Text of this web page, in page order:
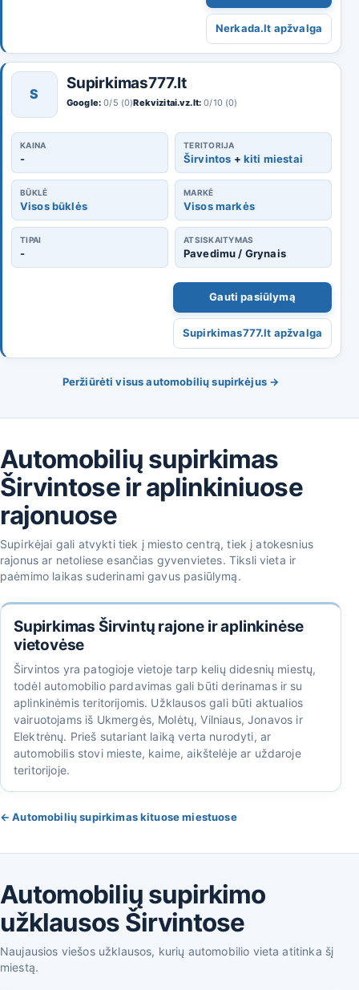
Nerkada.lt apžvalga
S
Supirkimas777.lt
Google: 0/5 (0)Rekvizitai.vz.lt: 0/10 (0)
KAINA
-
TERITORIJA
Širvintos + kiti miestai
BŪKLĖ
Visos būklės
MARKĖ
Visos markės
TIPAI
-
ATSISKAITYMAS
Pavedimu / Grynais
Gauti pasiūlymą
Supirkimas777.lt apžvalga
Peržiūrėti visus automobilių supirkėjus →
Automobilių supirkimas
Širvintose ir aplinkiniuose
rajonuose
Supirkėjai gali atvykti tiek į miesto centrą, tiek į atokesnius
rajonus ar netoliese esančias gyvenvietes. Tiksli vieta ir
paėmimo laikas suderinami gavus pasiūlymą.
Supirkimas Širvintų rajone ir aplinkinėse
vietovėse
Širvintos yra patogioje vietoje tarp kelių didesnių miestų,
todėl automobilio pardavimas gali būti derinamas ir su
aplinkinėmis teritorijomis. Užklausos gali būti aktualios
vairuotojams iš Ukmergės, Molėtų,Vilniaus,Jonavos ir
Elektrėnų. Prieš sutariant laiką verta nurodyti, ar
automobilis stovi mieste, kaime, aikštelėje ar uždaroje
teritorijoje.
← Automobilių supirkimas kituose miestuose
Automobilių supirkimo
užklausos Širvintose
Naujausios viešos užklausos, kurių automobilio vieta atitinka šį
miestą.